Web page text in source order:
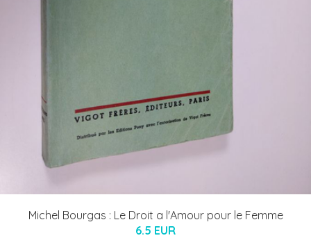
Michel Bourgas : Le Droit a l'Amour pour le Femme
6.5 EUR